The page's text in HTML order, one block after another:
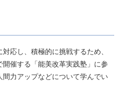
応し、積極的に挑戦するため、
催する「能美改革実践塾」に参
力アップなどについて学んでい